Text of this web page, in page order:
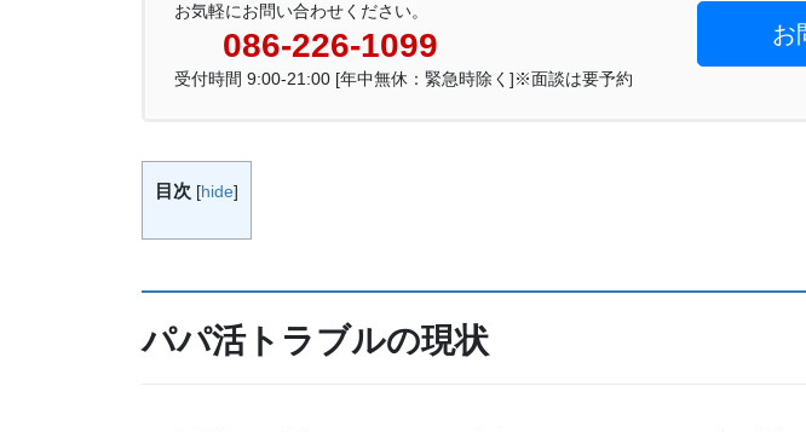
お気軽にお問い合わせください。
086-226-1099
受付時間 9:00-21:00 [年中無休：緊急時除く]※面談は要予約
お
目次 [hide]
パパ活トラブルの現状